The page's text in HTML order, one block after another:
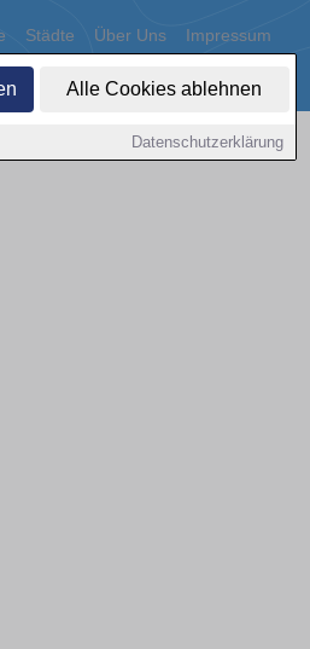
Alle Cookies ablehnen
Datenschutzerklärung
Städte Über Uns Impressum
Cookies
GmbH | Content by: 1a-sites-autos